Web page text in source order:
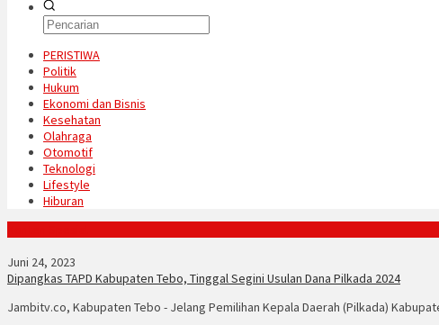
PERISTIWA
Politik
Hukum
Ekonomi dan Bisnis
Kesehatan
Olahraga
Otomotif
Teknologi
Lifestyle
Hiburan
Juni 24, 2023
Dipangkas TAPD Kabupaten Tebo, Tinggal Segini Usulan Dana Pilkada 2024
Jambitv.co, Kabupaten Tebo - Jelang Pemilihan Kepala Daerah (Pilkada)